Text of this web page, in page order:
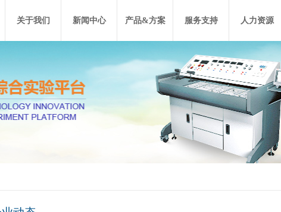
关于我们 新闻中心 产品&方案 服务支持 人力资源